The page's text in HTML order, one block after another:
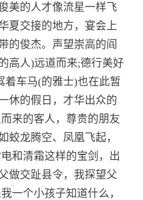
美的人才像流星一样飞
夏交接的地方，宴会上
的俊杰。声望崇高的阎
高人)远道而来;德行美好
着车马(的雅士)也在此暂
休的假日，才华出众的
来的客人，尊贵的朋友
蛟龙腾空、凤凰飞起，
和清霜这样的宝剑，出
做交趾县令，我探望父
一个小孩子知道什么，